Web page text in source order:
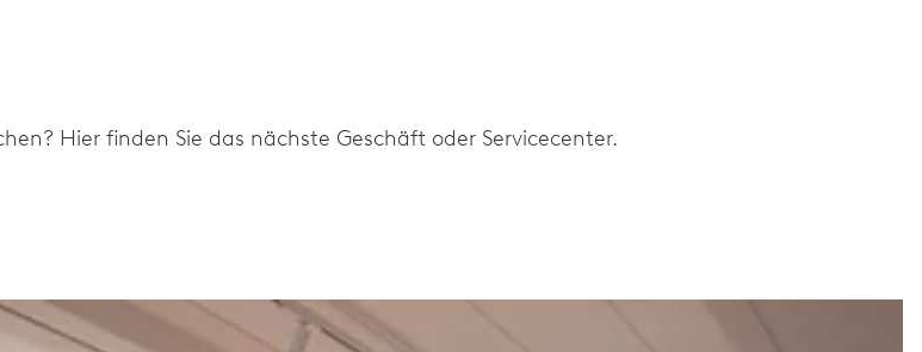
Hier finden Sie das nächste Geschäft oder Servicecenter.